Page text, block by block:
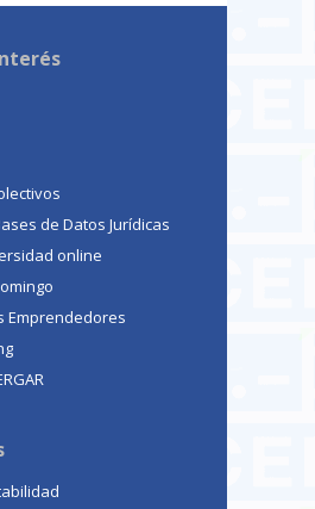
de Datos Jurídicas
online
Emprendedores